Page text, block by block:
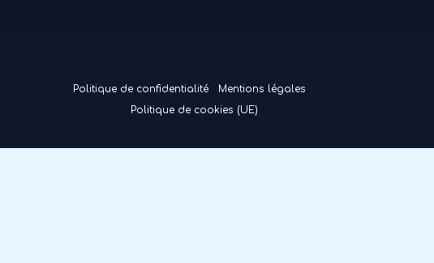
Politique de confidentialité
Mentions légales
Politique de cookies (UE)